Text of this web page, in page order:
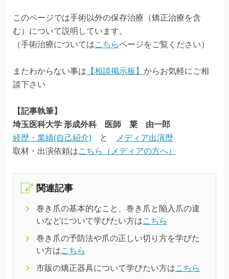
このページでは手術以外の保存治療（矯正治療を含
む）について説明しています。
（手術治療についてはこちらページをご覧ください）
またわからない事は 【相談掲示板】 からお気軽にご相
談下さい
【記事執筆】
埼玉医科大学 形成外科 医師 簗 由一郎
経歴・業績(自己紹介) と
メディア出演歴
取材・出演依頼はこちら（メディアの方へ）
関連記事
巻き爪の基本的なこと、巻き爪と陥入爪の違
いなどについて学びたい方はこちら
巻き爪の予防法や爪の正しい切り方を学びた
い方はこちら
市販の矯正器具について学びたい方はこちら